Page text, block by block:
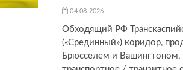
04.08.2026
Обходящий РФ
(«Срединный») коридор,
Брюсселем и Вашингтоном,